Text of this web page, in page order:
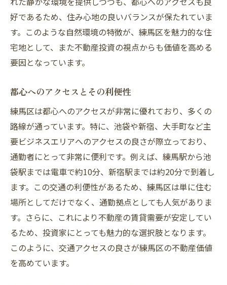
好であるため、住み心地の良いバランスが保たれていま
す。このような自然環境の特徴が、練馬区を魅力的な住
宅地として、また不動産投資の視点からも価値を高める
要因となっています。
都心へのアクセスとその利便性
練馬区は都心へのアクセスが非常に優れており、多くの
路線が通っています。特に、池袋や新宿、大手町など主
要ビジネスエリアへのアクセスの良さが際立っており、
通勤者にとって非常に便利です。例えば、練馬駅から池
袋駅までは電車で約10分、新宿駅までは約20分で到着し
ます。この交通の利便性があるため、練馬区は単に住む
場所としてだけでなく、通勤拠点としても人気がありま
す。さらに、これにより不動産の賃貸需要が安定してい
るため、投資家にとっても魅力的な選択肢となります。
このように、交通アクセスの良さが練馬区の不動産価値
を高めています。